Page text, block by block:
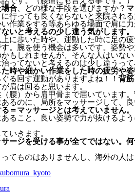
場合 、どの様な手段を選びますか？
行っても良くならないと来院され
作業をする等あらゆる場面で肩に
いと考えるの少し違う気がします。
に歩いた時や、運動した時に足の
。腕を使う機会は多いです。姿勢
もしれませんが、そんな人はいない
ってないと考えるのは少し違うっ
時や細かい作業をした時の疲労や
る回す運動がありますよね！！ 背
肩は回ると思います。
腰）から肩甲骨まで届いています。
るのに、局所をマッサージして、
＝マッサージとは考えていません。
ること、良い姿勢で力が抜けるよ
いきます。
ージを受ける事が全てではない。
てものはありませんし、海外の人は